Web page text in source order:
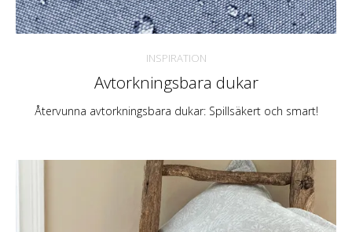
INSPIRATION
Avtorkningsbara dukar
Återvunna avtorkningsbara dukar: Spillsäkert och smart!